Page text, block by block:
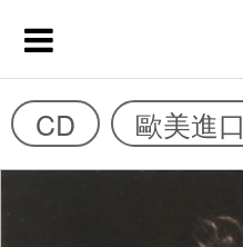
CD 歐美進口